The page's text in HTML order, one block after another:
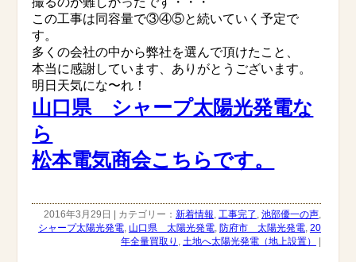
この工事は同容量で③④⑤と続いていく予定で
す。
多くの会社の中から弊社を選んで頂けたこと、
本当に感謝しています、ありがとうございます。
明日天気にな〜れ！
山口県 シャープ太陽光発電な
ら
松本電気商会こちらです。
2016年3月29日 | カテゴリー： 新着情報 工事完了 池部優一の声,
シャープ太陽光発電, 山口県 太陽光発電, 防府市 太陽光発電, 20
年全量買取り
土地へ太陽光発電（地上設置） |